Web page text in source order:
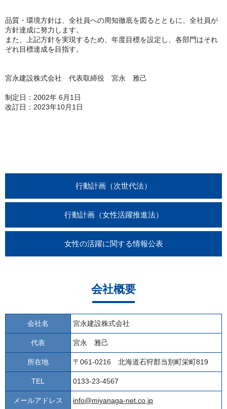
品質・環境方針は、全社員への周知徹底を図るとともに、全社員が
方針達成に努力します。
また、上記方針を実現するため、年度目標を設定し、各部門はそれ
ぞれ目標達成を目指す。
宮永建設株式会社 代表取締役 宮永 雅己
制定日：2002年 6月1日
改訂日：2023年10月1日
行動計画（次世代法）
行動計画（女性活躍推進法）
女性の活躍に関する情報公表
会社概要
会社名 宮永建設株式会社
代表 宮永 雅己
所在地 〒061-0216 北海道石狩郡当別町栄町819
TEL 0133-23-4567
メールアドレス info@miyanaga-net.co.jp